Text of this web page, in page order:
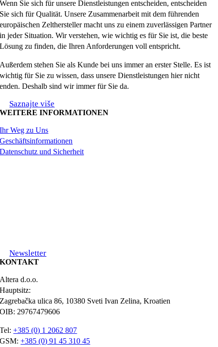
Wenn Sie sich für unsere Dienstleistungen entscheiden, entscheiden
Sie sich für Qualität. Unsere Zusammenarbeit mit dem führenden
europäischen Zelthersteller macht uns zu einem zuverlässigen Partner
in jeder Situation. Wir verstehen, wie wichtig es für Sie ist, die beste
Lösung zu finden, die Ihren Anforderungen voll entspricht.
Außerdem stehen Sie als Kunde bei uns immer an erster Stelle. Es ist
wichtig für Sie zu wissen, dass unsere Dienstleistungen hier nicht
enden. Deshalb sind wir immer für Sie da.
Saznajte više
WEITERE INFORMATIONEN
Ihr Weg zu Uns
Geschäftsinformationen
Datenschutz und Sicherheit
Newsletter
KONTAKT
Altera d.o.o.
Hauptsitz:
Zagrebačka ulica 86, 10380 Sveti Ivan Zelina, Kroatien
OIB: 29767479606
Tel:+385 (0) 1 2062 807
GSM:+385 (0) 91 45 310 45